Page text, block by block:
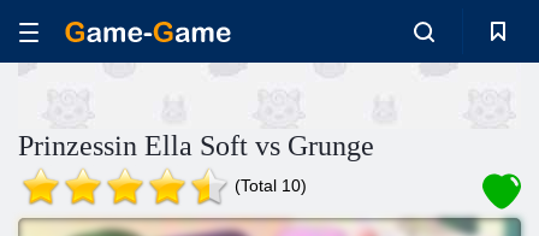
Prinzessin Ella Soft vs Grunge
(Total 10)